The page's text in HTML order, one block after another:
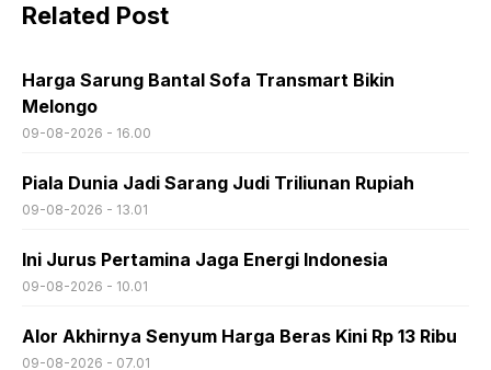
Related Post
Harga Sarung Bantal Sofa Transmart Bikin
Melongo
09-08-2026 - 16.00
Piala Dunia Jadi Sarang Judi Triliunan Rupiah
09-08-2026 - 13.01
Ini Jurus Pertamina Jaga Energi Indonesia
09-08-2026 - 10.01
Alor Akhirnya Senyum Harga Beras Kini Rp 13 Ribu
09-08-2026 - 07.01